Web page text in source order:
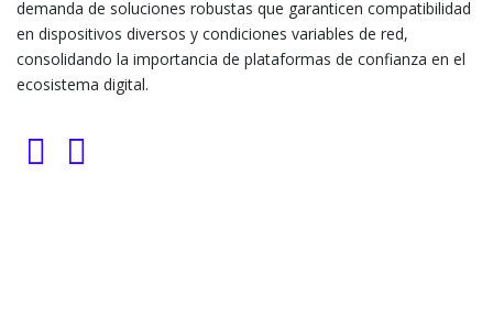
demanda de soluciones robustas que garanticen compatibilidad
en dispositivos diversos y condiciones variables de red,
consolidando la importancia de plataformas de confianza en el
ecosistema digital.